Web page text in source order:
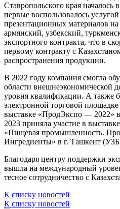
Ставропольского края началось
первые воспользовалось
презентационных материалов
армянский, узбекский,
экспортного контракта, что в
первому контракту с
распространения продукции.
В 2022 году компания смогла
области внешнеэкономической
уровня квалификации. А также
электронной торговой
выставке «ПродЭкспо —
2023 приняла участие в
«Пищевая промышленность.
Ингредиенты» в г. Ташкент
Благодаря центру поддержки
вышла на международный
тесное сотрудничество с
К списку новостей
К списку новостей